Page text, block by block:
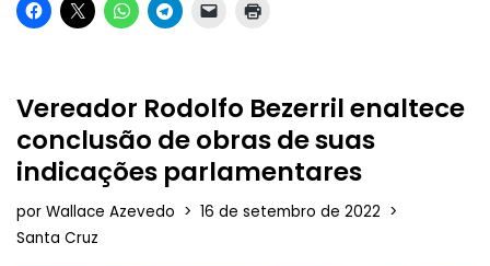
Vereador Rodolfo Bezerril enaltece
conclusão de obras de suas
indicações parlamentares
por Wallace Azevedo
16 de setembro de 2022
Santa Cruz